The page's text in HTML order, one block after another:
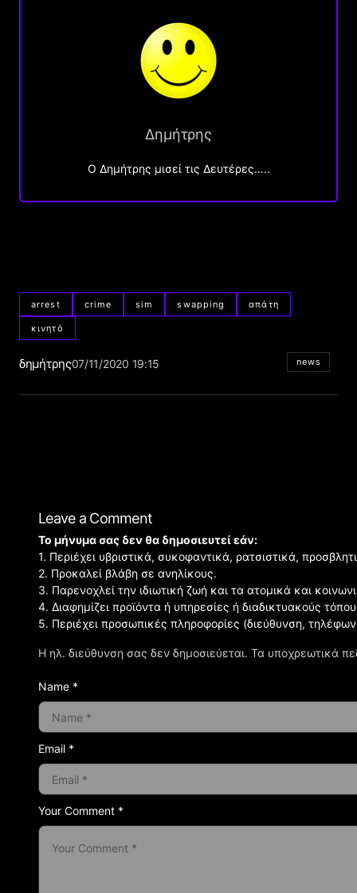
Δημήτρης
O Δημήτρης μισεί τις Δευτέρες…..
arrest crime sim swapping απάτη
κινητό
δημήτρης07/11/2020 19:15 news
Leave a Comment
Η ηλ. διεύθυνση σας δεν δημοσιεύεται. Τα υποχρεωτικά
Your Comment *
Το μήνυμα σας δεν θα δημοσιευτεί εάν:
1. Περιέχει υβριστικά, συκοφαντικά, ρατσιστικά,
2. Προκαλεί βλάβη σε ανηλίκους.
3. Παρενοχλεί την ιδιωτική ζωή και τα ατομικά και
4. Διαφημίζει προϊόντα ή υπηρεσίες ή διαδικτυακούς
5. Περιέχει προσωπικές πληροφορίες (διεύθυνση,
Name *
Email *